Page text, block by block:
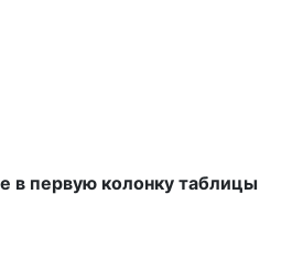
в первую колонку таблицы